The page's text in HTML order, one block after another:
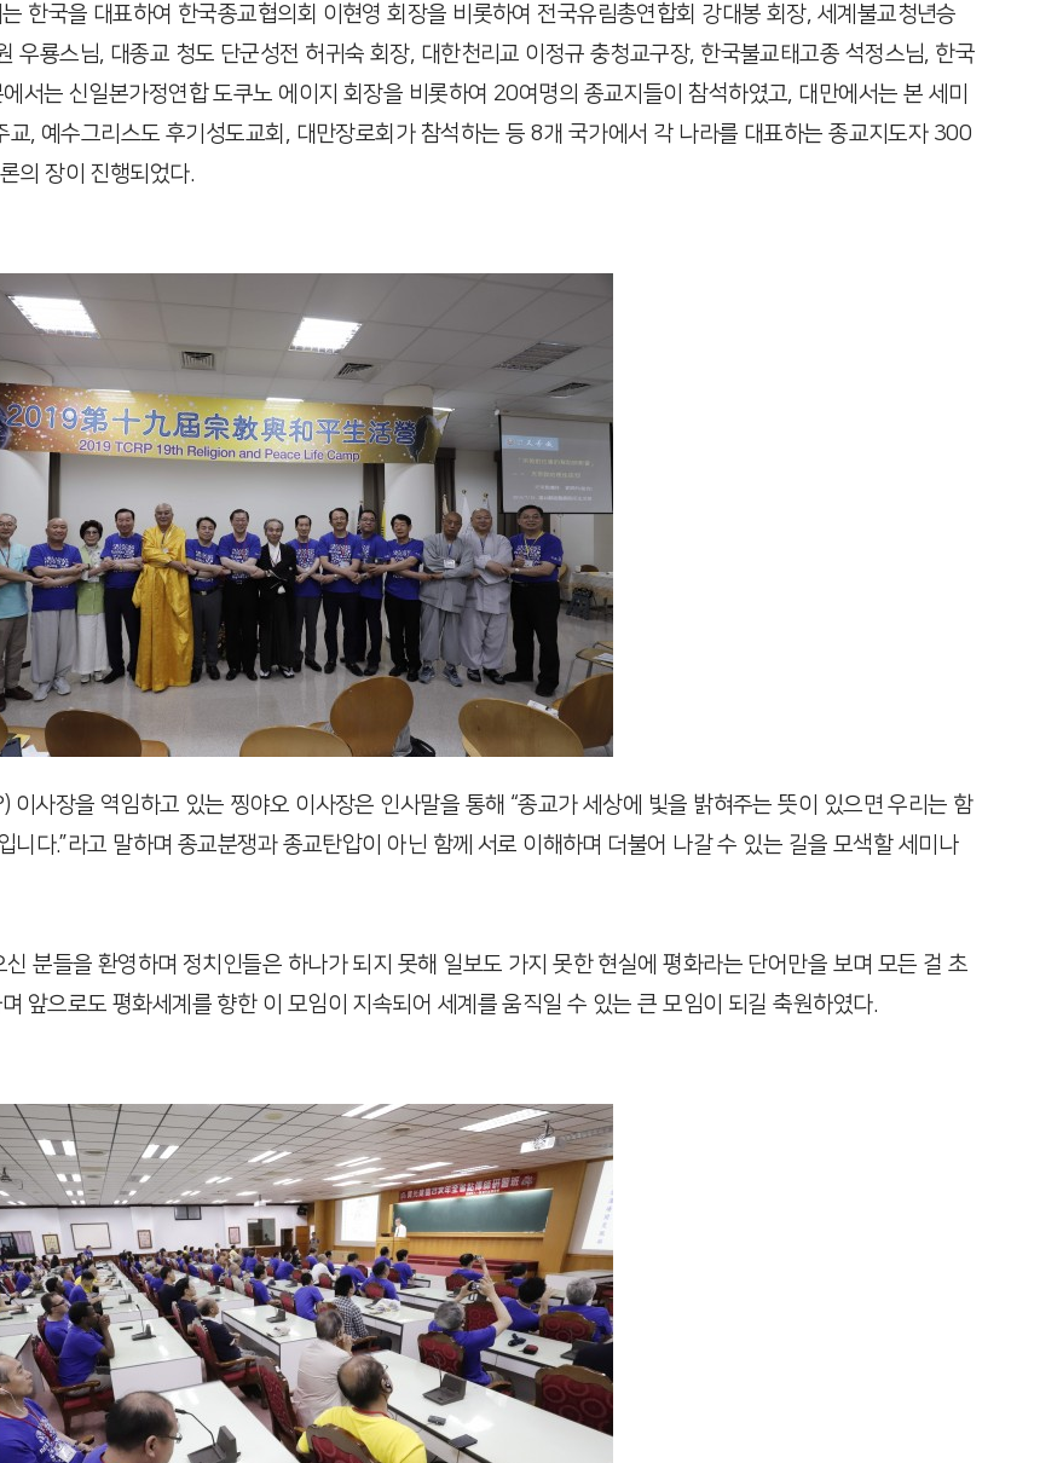
한국을 대표하여 한국종교협의회 이현영 회장을 비롯하여 전국유림총연합회 강대봉 회장, 세계불교청년승
우룡스님, 대종교 청도 단군성전 허귀숙 회장, 대한천리교 이정규 충청교구장, 한국불교태고종 석정스님, 한국
서는 신일본가정연합 도쿠노 에이지 회장을 비롯하여 20여명의 종교지들이 참석하였고, 대만에서는 본 세미
, 예수그리스도 후기성도교회, 대만장로회가 참석하는 등 8개 국가에서 각 나라를 대표하는 종교지도자 300
의 장이 진행되었다.
사장을 역임하고 있는 찡야오 이사장은 인사말을 통해 “종교가 세상에 빛을 밝혀주는 뜻이 있으면 우리는 함
다.”라고 말하며 종교분쟁과 종교탄압이 아닌 함께 서로 이해하며 더불어 나갈 수 있는 길을 모색할 세미나
분들을 환영하며 정치인들은 하나가 되지 못해 일보도 가지 못한 현실에 평화라는 단어만을 보며 모든 걸 초
앞으로도 평화세계를 향한 이 모임이 지속되어 세계를 움직일 수 있는 큰 모임이 되길 축원하였다.